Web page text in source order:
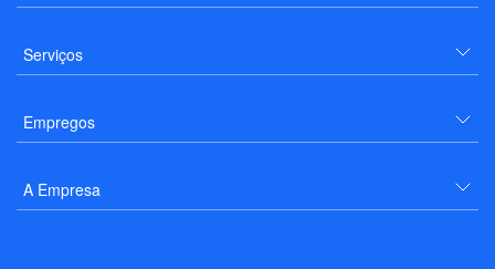
Serviços
Empregos
A Empresa